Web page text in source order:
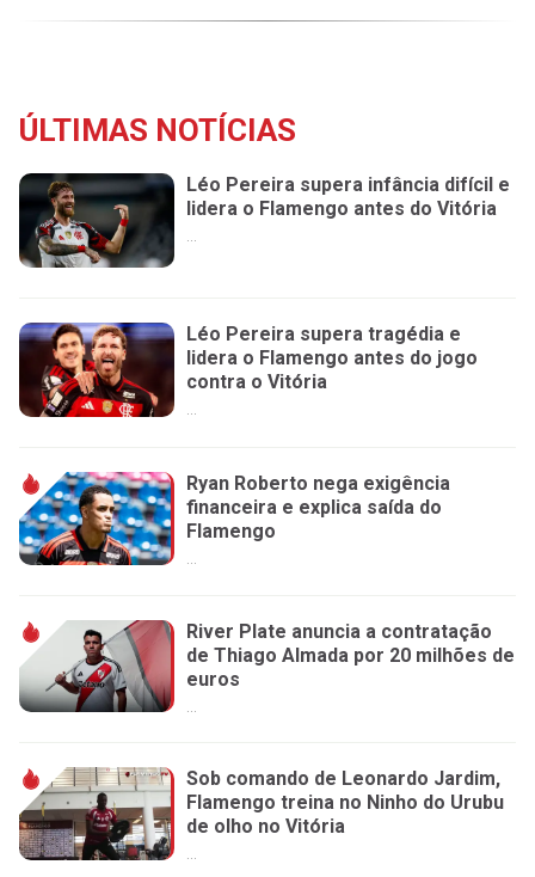
ÚLTIMAS NOTÍCIAS
Léo Pereira supera infância difícil e
lidera o Flamengo antes do Vitória
...
Léo Pereira supera tragédia e
lidera o Flamengo antes do jogo
contra o Vitória
...
Ryan Roberto nega exigência
financeira e explica saída do
Flamengo
...
River Plate anuncia a contratação
de Thiago Almada por 20 milhões de
euros
...
Sob comando de Leonardo Jardim,
Flamengo treina no Ninho do Urubu
de olho no Vitória
...